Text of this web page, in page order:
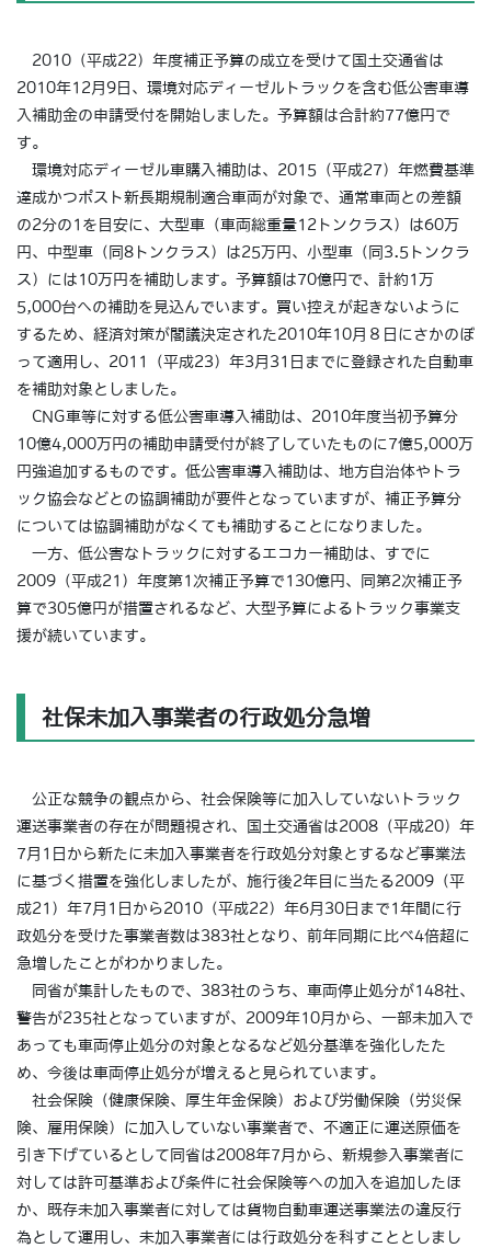
2010（平成22）年度補正予算の成立を受けて国土交通省は
2010年12月9日、環境対応ディーゼルトラックを含む低公害車導
入補助金の申請受付を開始しました。予算額は合計約77億円で
す。
環境対応ディーゼル車購入補助は、2015（平成27）年燃費基準
達成かつポスト新長期規制適合車両が対象で、通常車両との差額
の2分の1を目安に、大型車（車両総重量12トンクラス）は60万
円、中型車（同8トンクラス）は25万円、小型車（同3.5トンクラ
ス）には10万円を補助します。予算額は70億円で、計約1万
5,000台への補助を見込んでいます。買い控えが起きないように
するため、経済対策が閣議決定された2010年10月８日にさかのぼ
って適用し、2011（平成23）年3月31日までに登録された自動車
を補助対象としました。
CNG車等に対する低公害車導入補助は、2010年度当初予算分
10億4,000万円の補助申請受付が終了していたものに7億5,000万
円強追加するものです。低公害車導入補助は、地方自治体やトラ
ック協会などとの協調補助が要件となっていますが、補正予算分
については協調補助がなくても補助することになりました。
一方、低公害なトラックに対するエコカー補助は、すでに
2009（平成21）年度第1次補正予算で130億円、同第2次補正予
算で305億円が措置されるなど、大型予算によるトラック事業支
援が続いています。
社保未加入事業者の行政処分急増
公正な競争の観点から、社会保険等に加入していないトラック
運送事業者の存在が問題視され、国土交通省は2008（平成20）年
7月1日から新たに未加入事業者を行政処分対象とするなど事業法
に基づく措置を強化しましたが、施行後2年目に当たる2009（平
成21）年7月1日から2010（平成22）年6月30日まで1年間に行
政処分を受けた事業者数は383社となり、前年同期に比べ4倍超に
急増したことがわかりました。
同省が集計したもので、383社のうち、車両停止処分が148社、
警告が235社となっていますが、2009年10月から、一部未加入で
あっても車両停止処分の対象となるなど処分基準を強化したた
め、今後は車両停止処分が増えると見られています。
社会保険（健康保険、厚生年金保険）および労働保険（労災保
険、雇用保険）に加入していない事業者で、不適正に運送原価を
引き下げているとして同省は2008年7月から、新規参入事業者に
対しては許可基準および条件に社会保険等への加入を追加したほ
か、既存未加入事業者に対しては貨物自動車運送事業法の違反行
為として運用し、未加入事業者には行政処分を科すこととしまし